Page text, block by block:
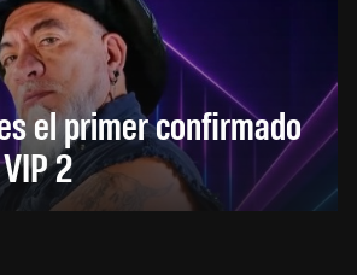
el primer confirmado
2